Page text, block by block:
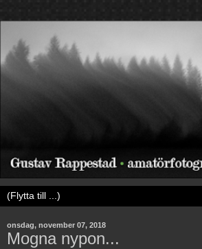
onsdag, november 07, 2018
Mogna nypon...